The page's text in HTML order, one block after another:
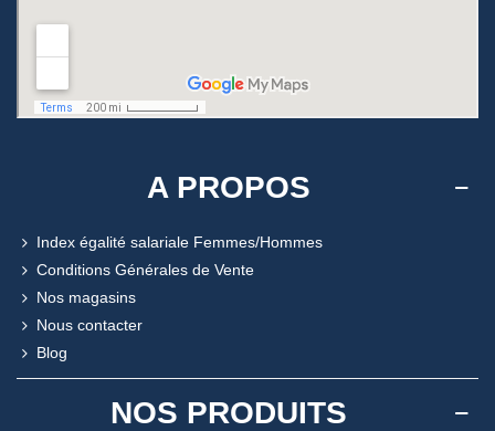
A PROPOS
Index égalité salariale Femmes/Hommes
Conditions Générales de Vente
Nos magasins
Nous contacter
Blog
NOS PRODUITS